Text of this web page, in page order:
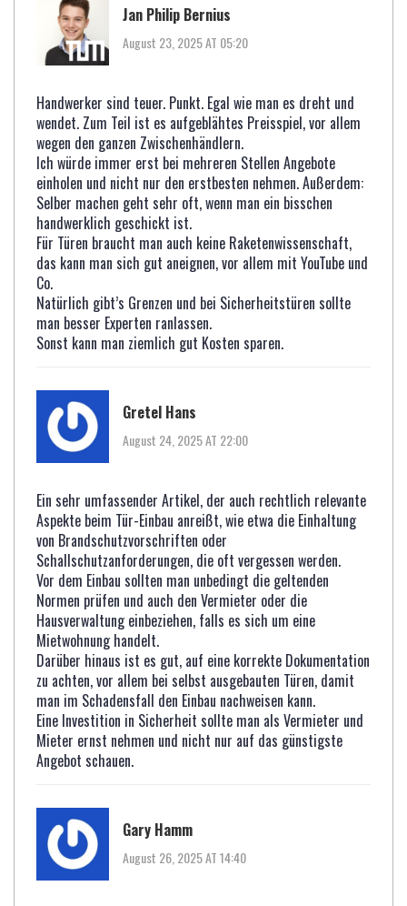
Jan Philip Bernius
August 23, 2025 AT 05:20
Handwerker sind teuer. Punkt. Egal wie man es dreht und
wendet. Zum Teil ist es aufgeblähtes Preisspiel, vor allem
wegen den ganzen Zwischenhändlern.
Ich würde immer erst bei mehreren Stellen Angebote
einholen und nicht nur den erstbesten nehmen. Außerdem:
Selber machen geht sehr oft, wenn man ein bisschen
handwerklich geschickt ist.
Für Türen braucht man auch keine Raketenwissenschaft,
das kann man sich gut aneignen, vor allem mit YouTube und
Co.
Natürlich gibt’s Grenzen und bei Sicherheitstüren sollte
man besser Experten ranlassen.
Sonst kann man ziemlich gut Kosten sparen.
Gretel Hans
August 24, 2025 AT 22:00
Ein sehr umfassender Artikel, der auch rechtlich relevante
Aspekte beim Tür-Einbau anreißt, wie etwa die Einhaltung
von Brandschutzvorschriften oder
Schallschutzanforderungen, die oft vergessen werden.
Vor dem Einbau sollten man unbedingt die geltenden
Normen prüfen und auch den Vermieter oder die
Hausverwaltung einbeziehen, falls es sich um eine
Mietwohnung handelt.
Darüber hinaus ist es gut, auf eine korrekte Dokumentation
zu achten, vor allem bei selbst ausgebauten Türen, damit
man im Schadensfall den Einbau nachweisen kann.
Eine Investition in Sicherheit sollte man als Vermieter und
Mieter ernst nehmen und nicht nur auf das günstigste
Angebot schauen.
Gary Hamm
August 26, 2025 AT 14:40